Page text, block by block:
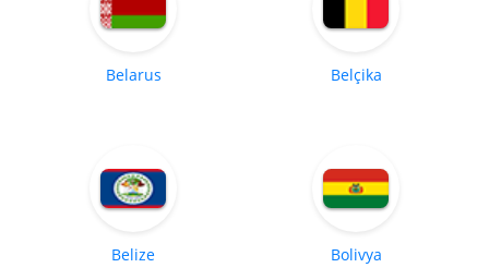
Belarus Belçika
Belize Bolivya